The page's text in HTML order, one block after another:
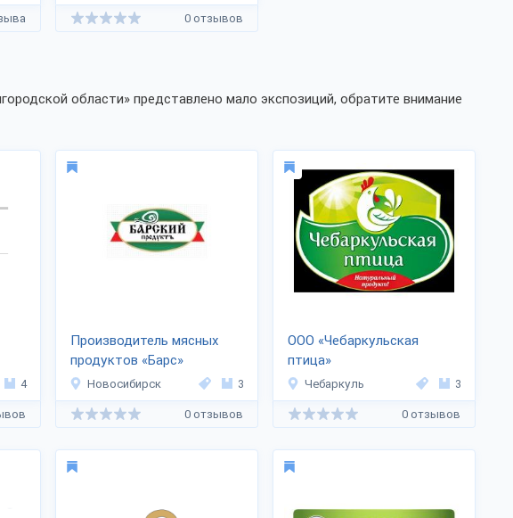
0 отзывов
области» представлено мало экспозиций, обратите внимание
4
Производитель мясных
продуктов «Барс»
Новосибирск 3
0 отзывов
ООО «Чебаркульская
птица»
Чебаркуль 3
0 отзывов